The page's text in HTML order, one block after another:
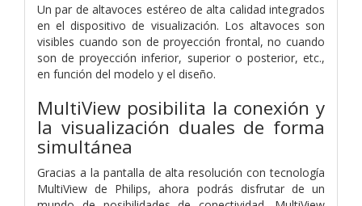
Un par de altavoces estéreo de alta calidad integrados
en el dispositivo de visualización. Los altavoces son
visibles cuando son de proyección frontal, no cuando
son de proyección inferior, superior o posterior, etc.,
en función del modelo y el diseño.
MultiView posibilita la conexión y
la visualización duales de forma
simultánea
Gracias a la pantalla de alta resolución con tecnología
MultiView de Philips, ahora podrás disfrutar de un